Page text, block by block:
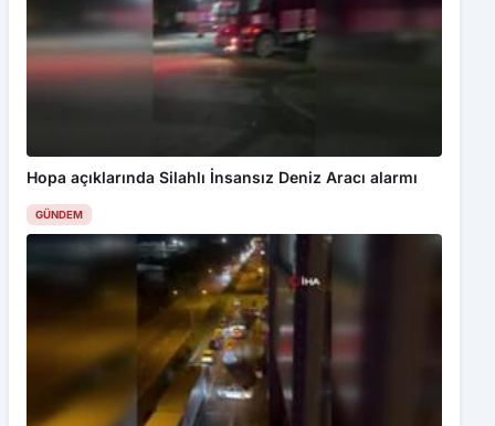
Hopa açıklarında Silahlı İnsansız Deniz Aracı alarmı
GÜNDEM